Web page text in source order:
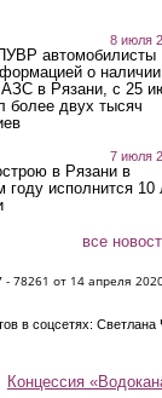
8 июля
автомобилисты
о наличии
АЗС в Рязани, с 25
более двух тысяч
7 июля
в Рязани в
исполнится 10
все
78261 от 14 апреля
в соцсетях: Светлана
Концессия